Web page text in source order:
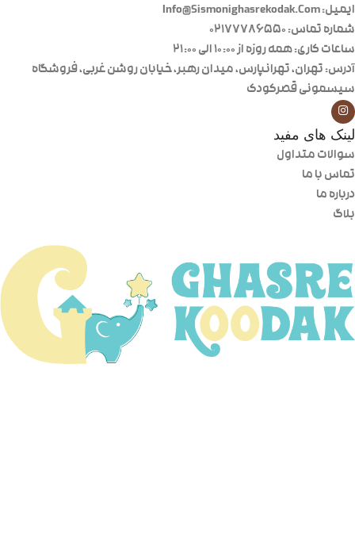
ایمیل: Info@Sismonighasrekodak.Com
شماره تماس: 02177786550
ساعات کاری: همه روزه از ۱۰:۰۰ الی ۲۱:۰۰
آدرس: تهران، تهرانپارس، میدان رهبر، خیابان روشن غربی، فروشگاه
سیسمونی قصرکودک
لینک های مفید
سوالات متداول
تماس با ما
درباره ما
بلاگ